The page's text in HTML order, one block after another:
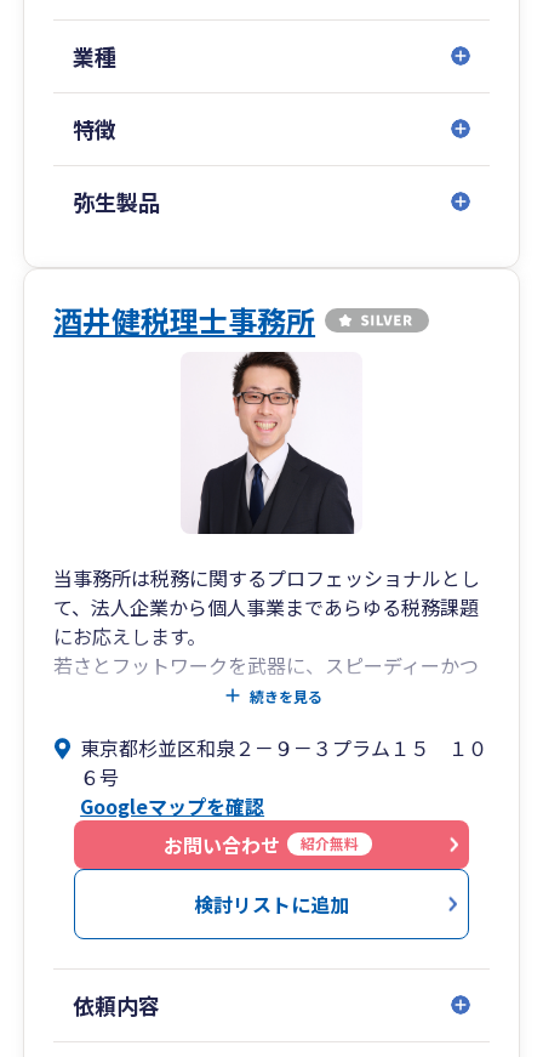
業種
特徴
弥生製品
酒井健税理士事務所
当事務所は税務に関するプロフェッショナルとし
て、法人企業から個人事業まであらゆる税務課題
にお応えします。
若さとフットワークを武器に、スピーディーかつ
正確な対応を実施しており、顧問先様へは全て代
で、他社のように無資格の従業員が担当になるこ
とはございません。
知識や経験不足の担当者や退職等による担当変更
の煩わしさは皆無です。
節税対策から税務申告業務まで、税に関するお悩
みやご要望がございましたらぜひご相談くださ
い。
続きを見る
東京都杉並区和泉２－９－３プラム１５ １０
６号
Googleマップを確認
お問い合わせ
紹介無料
検討リストに追加
依頼内容